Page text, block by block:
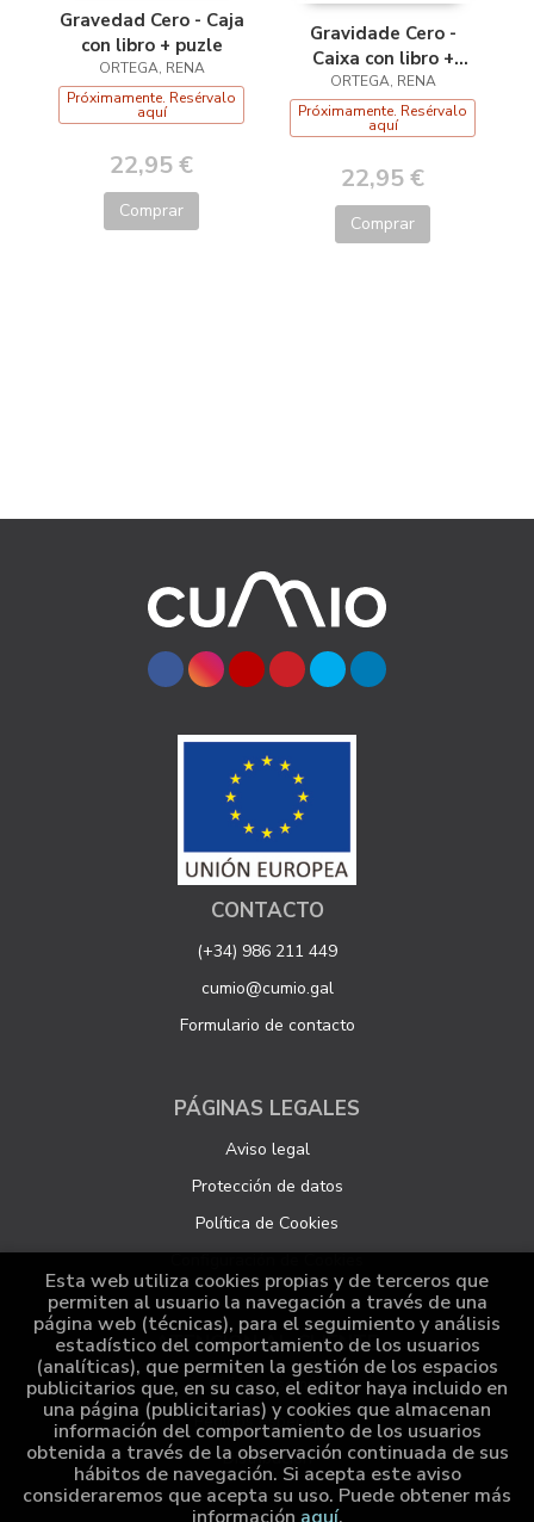
Gravedad Cero - Caja
con libro + puzle
ORTEGA, RENA
Próximamente. Resérvalo
aquí
22,95 €
Comprar
Gravidade Cero -
Caixa con libro +
quebracabezas
ORTEGA, RENA
Próximamente. Resérvalo
aquí
22,95 €
Comprar
CONTACTO
(+34) 986 211 449
cumio@cumio.gal
Formulario de contacto
PÁGINAS LEGALES
Aviso legal
Protección de datos
Política de Cookies
ATENCIÓN AL CLIENTE
Quiénes somos
Pedidos especiales
Distribución
Esta web utiliza cookies propias y de terceros que
permiten al usuario la navegación a través de una
página web (técnicas), para el seguimiento y análisis
estadístico del comportamiento de los usuarios
(analíticas), que permiten la gestión de los espacios
publicitarios que, en su caso, el editor haya incluido en
una página (publicitarias) y cookies que almacenan
información del comportamiento de los usuarios
obtenida a través de la observación continuada de sus
hábitos de navegación. Si acepta este aviso
consideraremos que acepta su uso. Puede obtener más